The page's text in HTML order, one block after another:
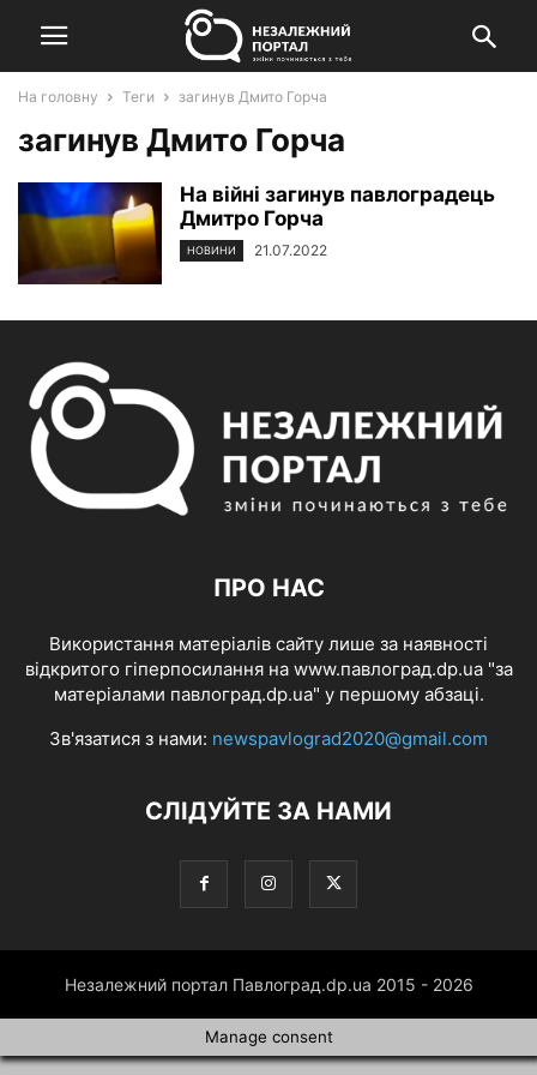
На головну Теги загинув Дмито Горча
загинув Дмито Горча
На війні загинув павлоградець
Дмитро Горча
НОВИНИ 21.07.2022
ПРО НАС
Використання матеріалів сайту лише за наявності
відкритого гіперпосилання на www.павлоград.dp.ua "за
матеріалами павлоград.dp.ua" у першому абзаці.
Зв'язатися з нами: newspavlograd2020@gmail.com
СЛІДУЙТЕ ЗА НАМИ
Незалежний портал Павлоград.dp.ua 2015 - 2026
Manage consent